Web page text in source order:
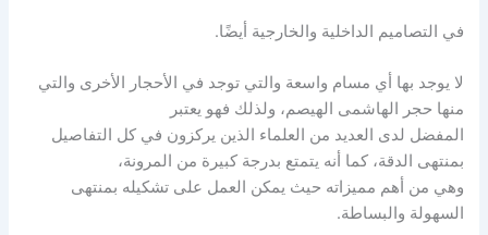
في التصاميم الداخلية والخارجية أيضًا.
لا يوجد بها أي مسام واسعة والتي توجد في الأحجار الأخرى والتي
منها حجر الهاشمى الهيصم، ولذلك فهو يعتبر
المفضل لدى العديد من العلماء الذين يركزون في كل التفاصيل
بمنتهى الدقة، كما أنه يتمتع بدرجة كبيرة من المرونة،
وهي من أهم مميزاته حيث يمكن العمل على تشكيله بمنتهى
السهولة والبساطة.